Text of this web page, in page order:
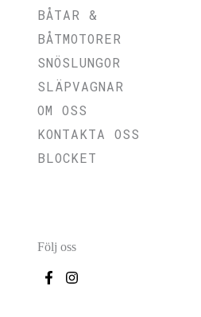
BÅTAR &
BÅTMOTORER
SNÖSLUNGOR
SLÄPVAGNAR
OM OSS
KONTAKTA OSS
BLOCKET
Följ oss